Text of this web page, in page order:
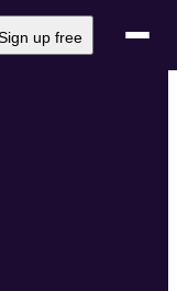
up free